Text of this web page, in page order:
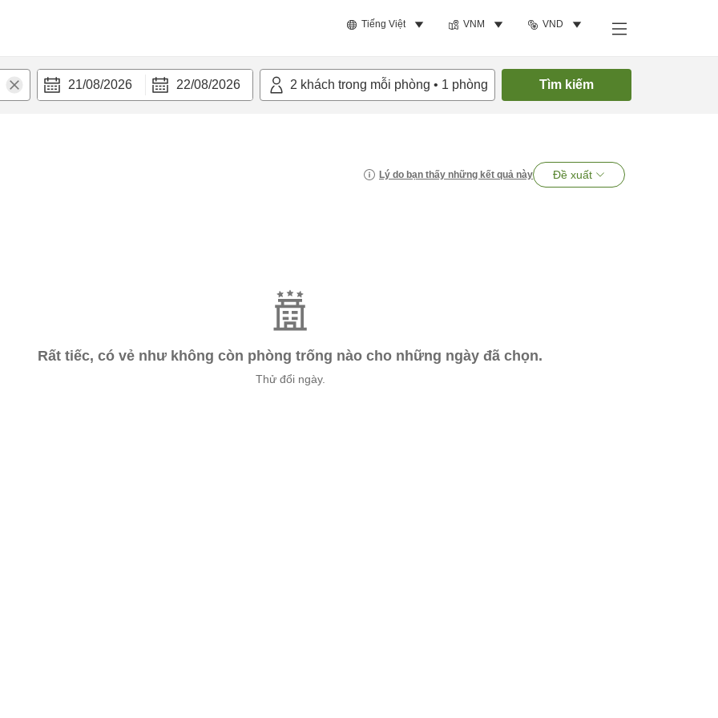
Tiếng Việt VNM VND
21/08/2026 22/08/2026 2 khách trong mỗi phòng • 1 phòng Tìm kiếm
Lý do bạn thấy những kết quả này Đề xuất
Rất tiếc, có vẻ như không còn phòng trống nào cho những ngày đã chọn.
Thử đổi ngày.